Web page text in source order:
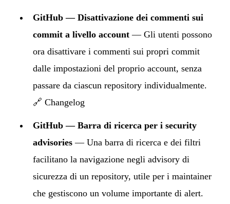
GitHub — Disattivazione dei commenti sui
commit a livello account — Gli utenti possono
ora disattivare i commenti sui propri commit
dalle impostazioni del proprio account, senza
passare da ciascun repository individualmente.
🔗 Changelog
GitHub — Barra di ricerca per i security
advisories — Una barra di ricerca e dei filtri
facilitano la navigazione negli advisory di
sicurezza di un repository, utile per i maintainer
che gestiscono un volume importante di alert.